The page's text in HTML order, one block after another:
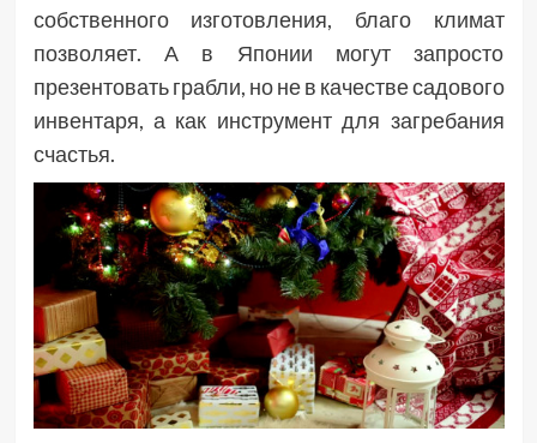
собственного изготовления, благо климат
позволяет. А в Японии могут запросто
презентовать грабли, но не в качестве садового
инвентаря, а как инструмент для загребания
счастья.